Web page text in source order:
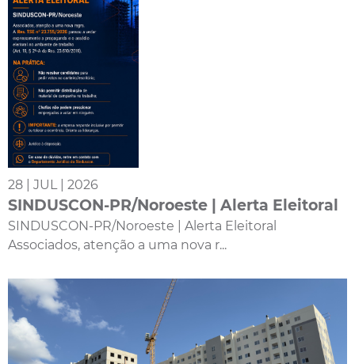
28 | JUL | 2026
SINDUSCON-PR/Noroeste | Alerta Eleitoral
SINDUSCON-PR/Noroeste | Alerta Eleitoral
Associados, atenção a uma nova r...